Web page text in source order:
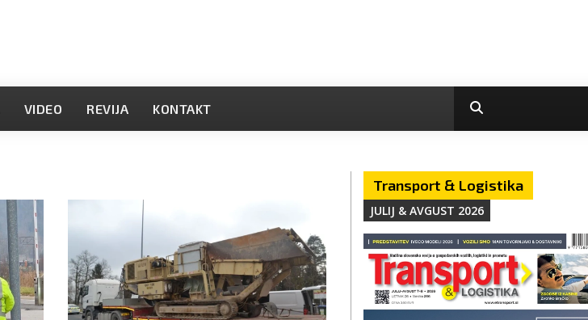
VIDEO REVIJA KONTAKT
Transport & Logistika
JULIJ & AVGUST 2026